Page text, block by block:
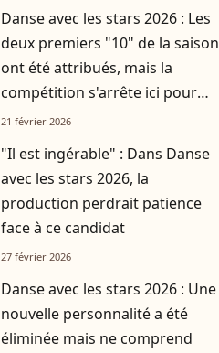
Danse avec les stars 2026 : Les
deux premiers "10" de la saison
ont été attribués, mais la
compétition s'arrête ici pour
cette personnalité
21 février 2026
"Il est ingérable" : Dans Danse
avec les stars 2026, la
production perdrait patience
face à ce candidat
27 février 2026
Danse avec les stars 2026 : Une
nouvelle personnalité a été
éliminée mais ne comprend